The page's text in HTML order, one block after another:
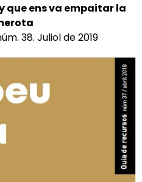
que ens va empaitar la
38. Juliol de 2019